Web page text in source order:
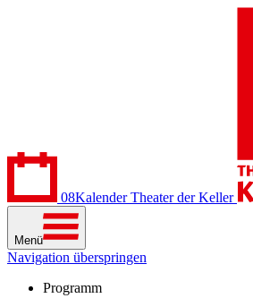
08Kalender Theater der Keller
Menü
Navigation überspringen
Programm